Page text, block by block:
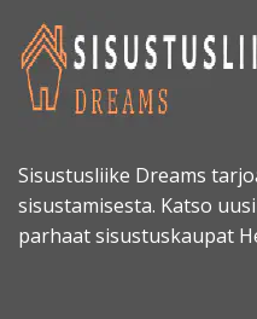
Sisustusliike Dreams
sisustamisesta. Katso
parhaat sisustuskaupat